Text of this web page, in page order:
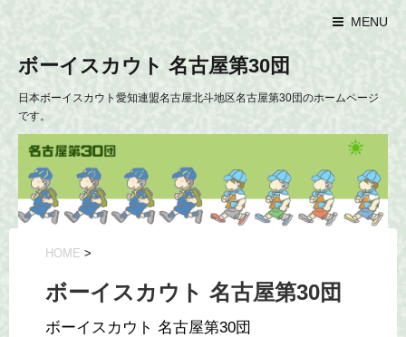
MENU
ボーイスカウト 名古屋第30団
日本ボーイスカウト愛知連盟名古屋北斗地区名古屋第30団のホームページ
です。
HOME >
ボーイスカウト 名古屋第30団
ボーイスカウト 名古屋第30団